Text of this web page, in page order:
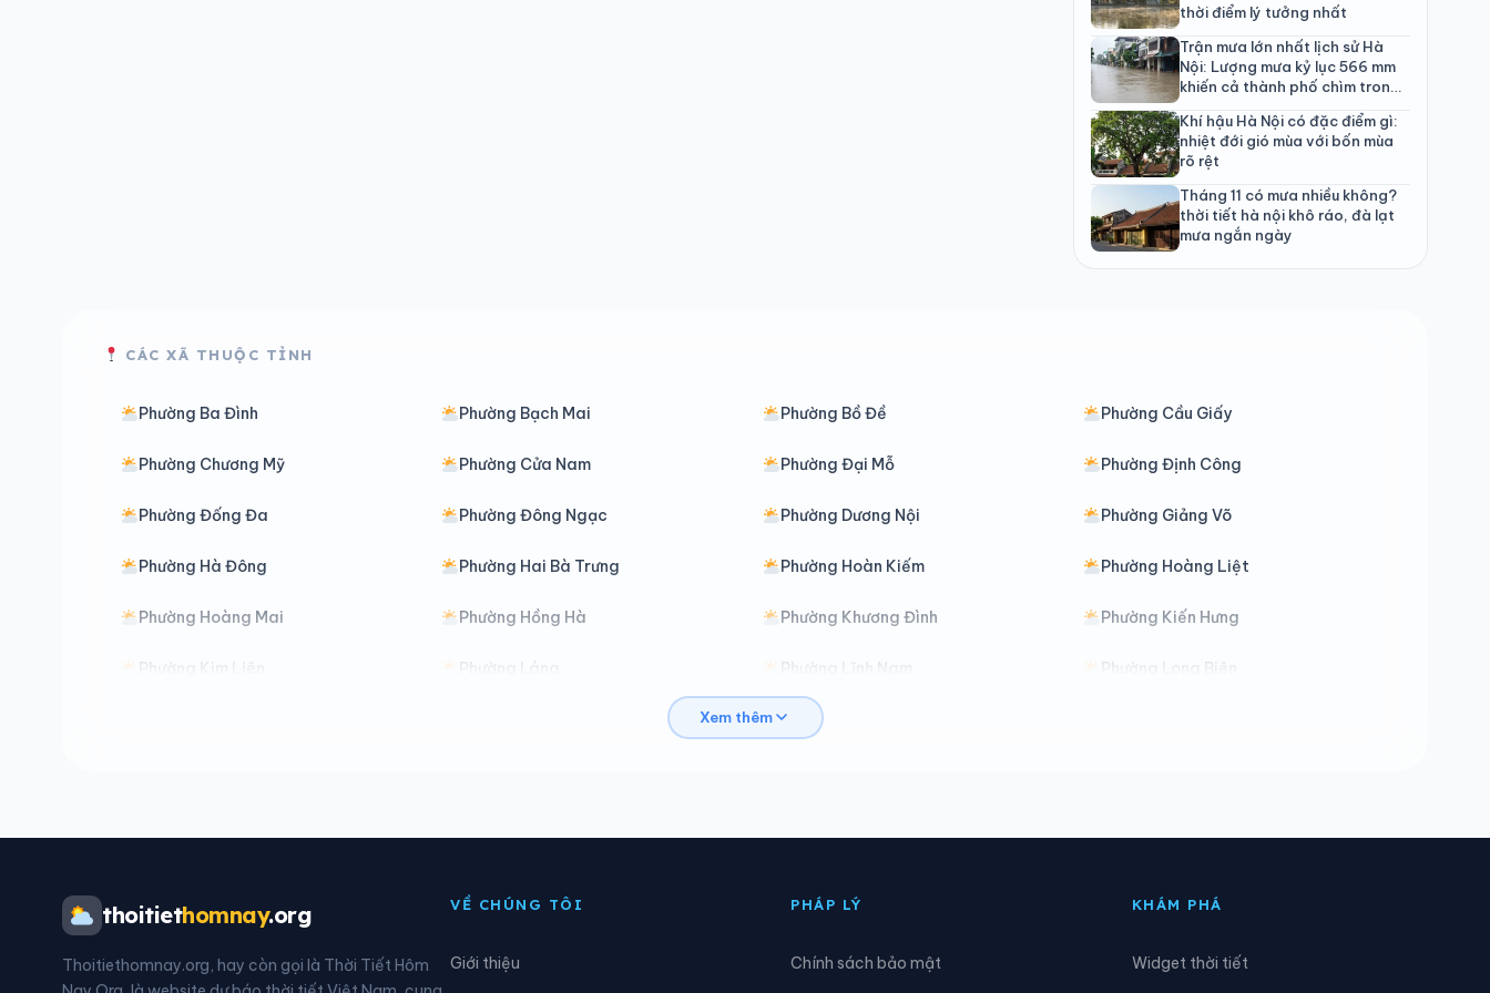
thời điểm lý tưởng nhất
Trận mưa lớn nhất lịch sử Hà
Nội: Lượng mưa kỷ lục 566 mm
khiến cả thành phố chìm trong
Khí hậu Hà Nội có đặc điểm gì:
nhiệt đới gió mùa với bốn mùa
rõ rệt
Tháng 11 có mưa nhiều không?
thời tiết hà nội khô ráo, đà lạt
mưa ngắn ngày
CÁC XÃ THUỘC TỈNH
Phường Ba Đình Phường Bạch Mai Phường Bồ Đề Phường Cầu Giấy
Phường Chương Mỹ Phường Cửa Nam Phường Đại Mỗ Phường Định Công
Phường Đống Đa Phường Đông Ngạc Phường Dương Nội Phường Giảng Võ
Phường Hà Đông Phường Hai Bà Trưng Phường Hoàn Kiếm Phường Hoàng Liệt
Phường Hoàng Mai Phường Hồng Hà Phường Khương Đình Phường Kiến Hưng
Phường Kim Liên Phường Láng Phường Lĩnh Nam Phường Long Biên
Phường Ô Chợ Dừa
Phường Tùng Thiện
Phường Vĩnh Hưng Phường Vĩnh Tuy Phường Xuân Đỉnh Phường Xuân Phương
Xem thêm
thoitiethomnay.org
Thoitiethomnay.org, hay còn gọi là Thời Tiết Hôm
VỀ CHÚNG TÔI
Giới thiệu
PHÁP LÝ
Chính sách bảo mật
KHÁM PHÁ
Widget thời tiết